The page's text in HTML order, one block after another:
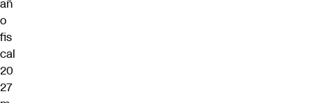
añ
o
fis
cal
20
27